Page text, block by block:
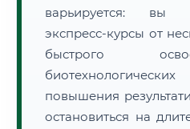
варьируется: вы
экспресс-курсы от
быстрого
повышения
остановиться на